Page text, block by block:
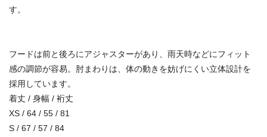
す。
フードは前と後ろにアジャスターがあり、雨天時などにフィット
感の調節が容易。肘まわりは、体の動きを妨げにくい立体設計を
採用しています。
着丈 / 身幅 / 裄丈
XS / 64 / 55 / 81
S / 67 / 57 / 84